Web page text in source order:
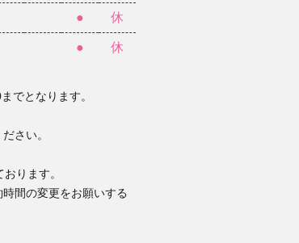
● 休
● 休
でとなります。
さい。
ります。
間の変更をお願いする